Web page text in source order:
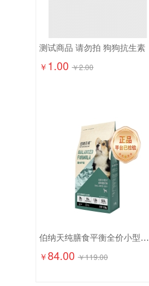
测试商品 请勿拍 狗狗抗生素
￥ 1.00 ￥2.00
伯纳天纯膳食平衡全价小型犬成犬粮（含三文鱼配方）1.5kg
￥84.00 ￥119.00